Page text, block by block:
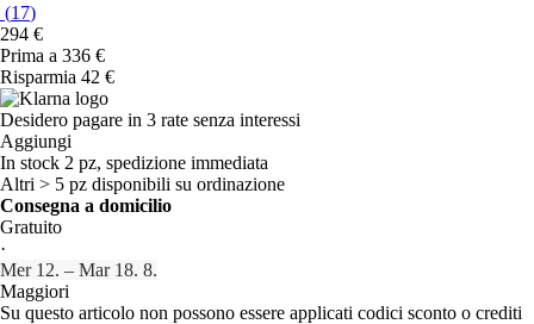
(17)
294 €
Prima a 336 €
Risparmia 42 €
Desidero pagare in 3 rate senza interessi
Aggiungi
In stock 2 pz, spedizione immediata
Altri > 5 pz disponibili su ordinazione
Consegna a domicilio
Gratuito
·
Mer 12. – Mar 18. 8.
Maggiori
Su questo articolo non possono essere applicati codici sconto o crediti